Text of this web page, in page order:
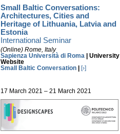
Small Baltic Conversations:
Architectures, Cities and
Heritage of Lithuania, Latvia and
Estonia
International Seminar
(Online) Rome, Italy
Sapienza Università di Roma | University
Website
Small Baltic Conversation
[›]
17 March 2021 – 21 March 2021